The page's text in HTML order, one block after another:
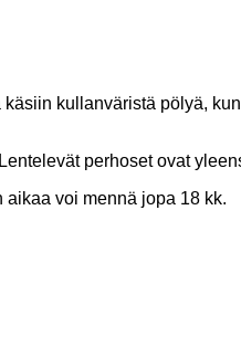
kullanväristä pölyä,
perhoset ovat
voi mennä jopa 18 kk.